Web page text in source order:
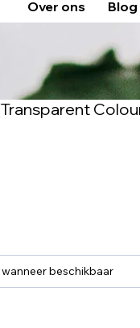
Over ons Blog
beschikbaar